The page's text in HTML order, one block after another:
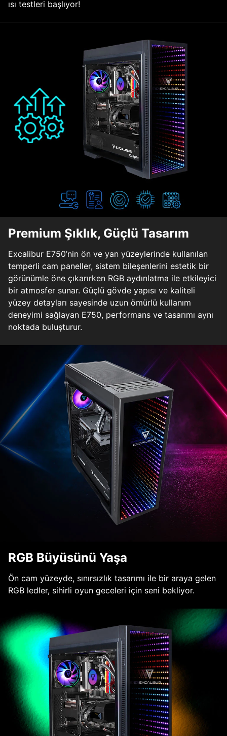
ısı testleri başlıyor!
Premium Şıklık, Güçlü Tasarım
Excalibur E750’nin ön ve yan yüzeylerinde kullanılan
temperli cam paneller, sistem bileşenlerini estetik bir
görünümle öne çıkarırken RGB aydınlatma ile etkileyici
bir atmosfer sunar. Güçlü gövde yapısı ve kaliteli
yüzey detayları sayesinde uzun ömürlü kullanım
deneyimi sağlayan E750, performans ve tasarımı aynı
noktada buluşturur.
RGB Büyüsünü Yaşa
Ön cam yüzeyde, sınırsızlık tasarımı ile bir araya gelen
RGB ledler, sihirli oyun geceleri için seni bekliyor.